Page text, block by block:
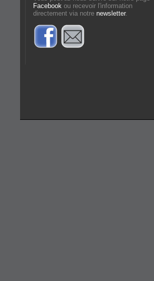
Facebook ou recevoir l'information
directement via notre newsletter.